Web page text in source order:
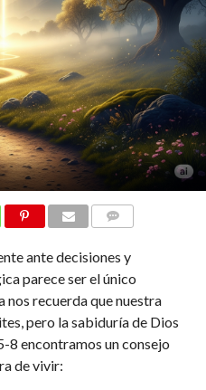
ante decisiones y
parece ser el único
nos recuerda que nuestra
pero la sabiduría de Dios
8 encontramos un consejo
de vivir: